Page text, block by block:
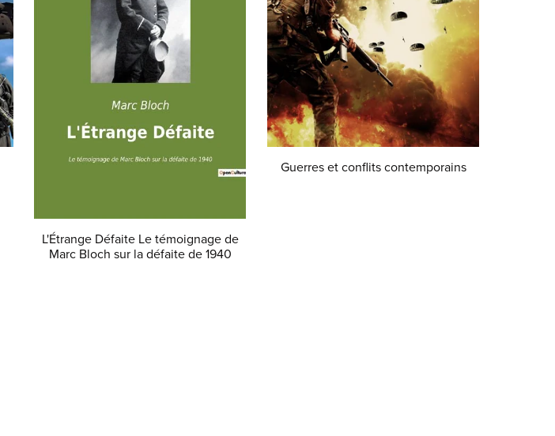
L'Étrange Défaite Le témoignage de
Marc Bloch sur la défaite de 1940
Guerres et conflits contemporains